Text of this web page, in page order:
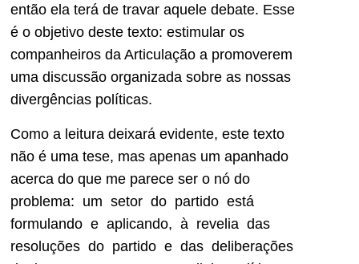
então ela terá de travar aquele debate. Esse
é o objetivo deste texto: estimular os
companheiros da Articulação a promoverem
uma discussão organizada sobre as nossas
divergências políticas.
Como a leitura deixará evidente, este texto
não é uma tese, mas apenas um apanhado
acerca do que me parece ser o nó do
problema: um setor do partido está
formulando e aplicando, à revelia das
resoluções do partido e das deliberações